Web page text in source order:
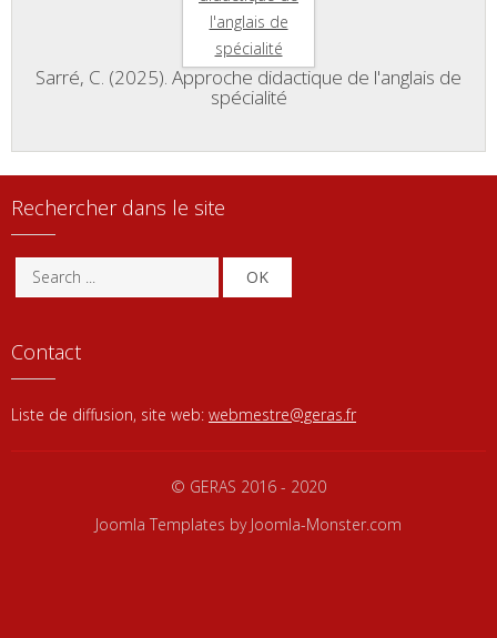
Sarré, C. (2025). Approche didactique de l'anglais de
spécialité
Rechercher dans le site
OK
Contact
Liste de diffusion, site web: webmestre@geras.fr
© GERAS 2016 - 2020
Joomla Templates by Joomla-Monster.com